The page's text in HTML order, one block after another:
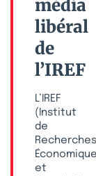
média
libéral
de
l’IREF
L’IREF
(Institut
de
Recherches
et